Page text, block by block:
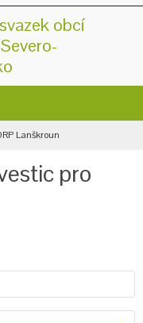
obcí
Lanškroun
pro